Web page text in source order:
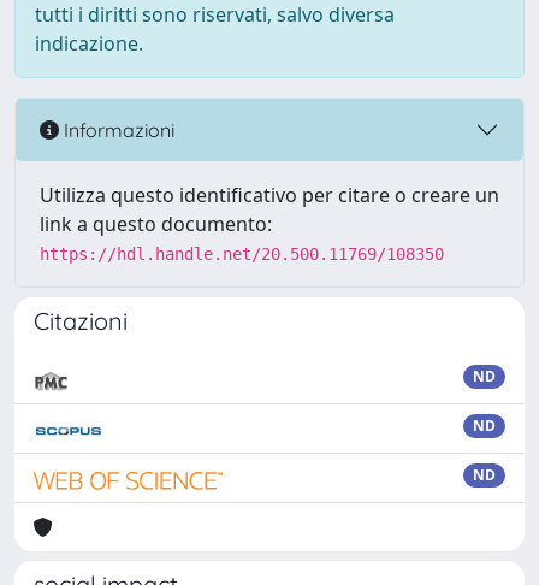
tutti i diritti sono riservati, salvo diversa
indicazione.
Informazioni
Utilizza questo identificativo per citare o creare un
link a questo documento:
https://hdl.handle.net/20.500.11769/108350
Citazioni
ND
ND
ND